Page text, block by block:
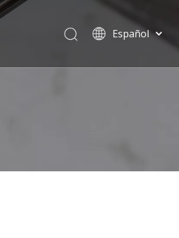
Español
简体中文
Italiano